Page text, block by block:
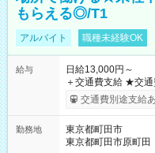
もらえる◎/T1
アルバイト 職種未経験OK
給与
日給13,000円～
＋交通費支給 ★交通費全額支給！ ┗案件により規定あり ★日払
いOK！（規定あり
ンビニATMから 日払い分
交通費別途支給
勤務地
東京都町田市
東京都町田市原町田